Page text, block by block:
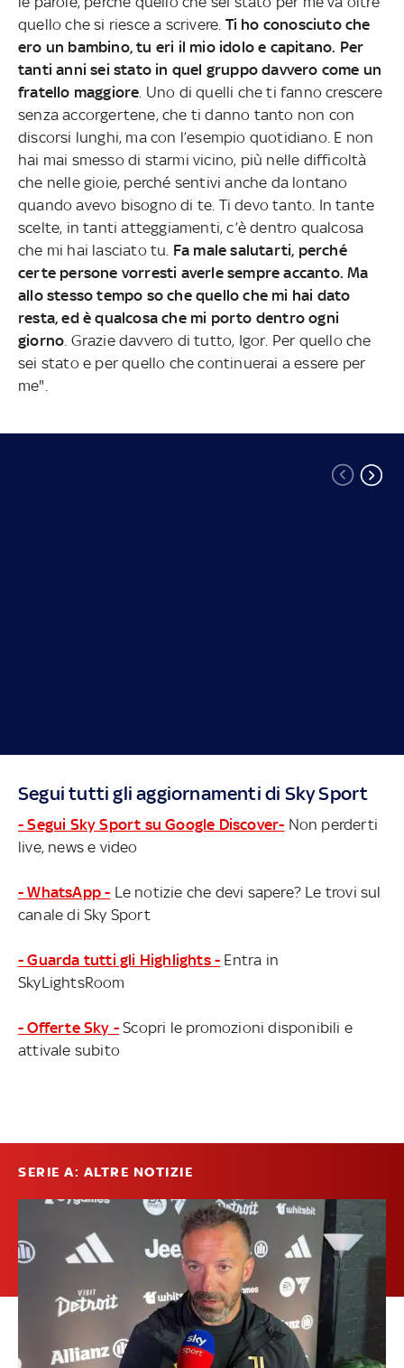
quello che si riesce a scrivere. Ti ho conosciuto che
ero un bambino, tu eri il mio idolo e capitano. Per
tanti anni sei stato in quel gruppo davvero come un
fratello maggiore . Uno di quelli che ti fanno crescere
senza accorgertene, che ti danno tanto non con
discorsi lunghi, ma con l’esempio quotidiano. E non
hai mai smesso di starmi vicino, più nelle difficoltà
che nelle gioie, perché sentivi anche da lontano
quando avevo bisogno di te. Ti devo tanto. In tante
scelte, in tanti atteggiamenti, c’è dentro qualcosa
che mi hai lasciato tu. Fa male salutarti, perché
certe persone vorresti averle sempre accanto. Ma
allo stesso tempo so che quello che mi hai dato
resta, ed è qualcosa che mi porto dentro ogni
giorno . Grazie davvero di tutto, Igor. Per quello che
sei stato e per quello che continuerai a essere per
me".
Segui tutti gli aggiornamenti di Sky Sport
- Segui Sky Sport su Google Discover- Non perderti
live, news e video
- WhatsApp - Le notizie che devi sapere? Le trovi sul
canale di Sky Sport
- Guarda tutti gli Highlights - Entra in
SkyLightsRoom
- Offerte Sky - Scopri le promozioni disponibili e
attivale subito
SERIE A: ALTRE NOTIZIE